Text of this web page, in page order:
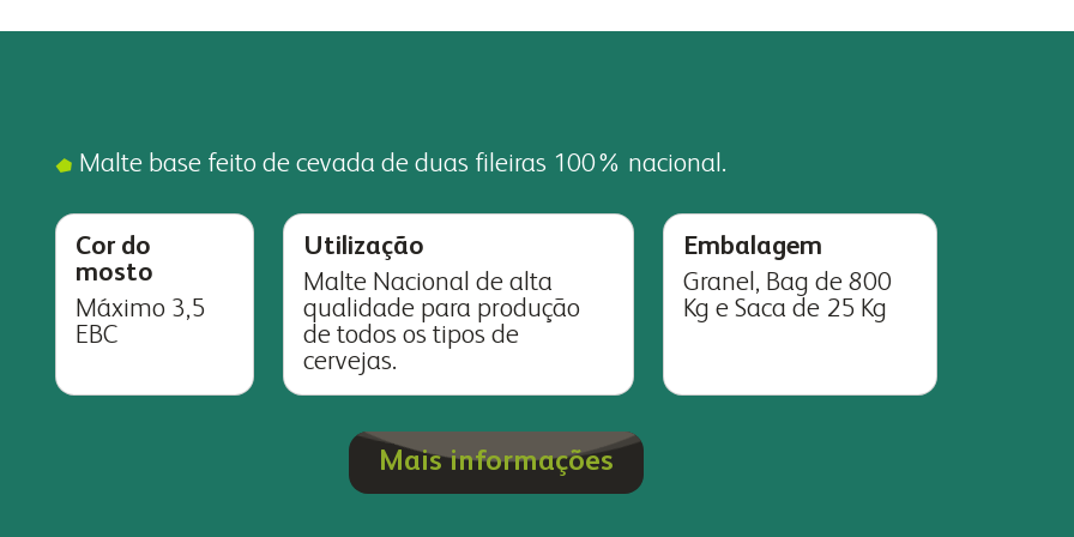
Malte base feito de cevada de duas fileiras 100% nacional.
Cor do
mosto
Máximo 3,5
EBC
Utilização
Malte Nacional de alta
qualidade para produção
de todos os tipos de
cervejas.
Embalagem
Granel, Bag de 800
Kg e Saca de 25 Kg
Mais informações